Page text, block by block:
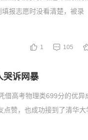
报志愿时没看清楚，被录
1 105
哭诉网暴
借高考物理类699分的优异
点赞，也成功接到了清华大